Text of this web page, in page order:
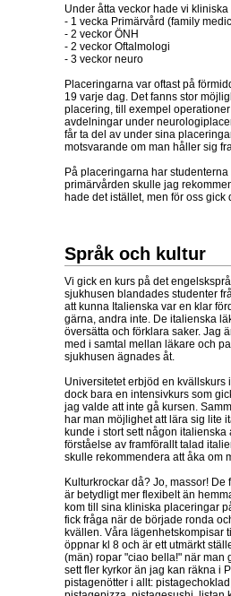
Under åtta veckor hade vi
- 1 vecka Primärvård (family
- 2 veckor ÖNH
- 2 veckor Oftalmologi
- 3 veckor neuro
Placeringarna var oftast på
19 varje dag. Det fanns stor
placering, till exempel
avdelningar under
får ta del av under sina
motsvarande om man håller sig
På placeringarna har
primärvården skulle jag
hade det istället, men för oss gick
Språk och kultur
Vi gick en kurs på det
sjukhusen blandades studenter
att kunna Italienska var en klar
gärna, andra inte. De italienska
översätta och förklara saker. Jag
med i samtal mellan läkare och
sjukhusen ägnades åt.
Universitetet erbjöd en kvällskurs
dock bara en intensivkurs som
jag valde att inte gå kursen.
har man möjlighet att lära sig lite
kunde i stort sett någon
förståelse av framförallt talad
skulle rekommendera att åka om
Kulturkrockar då? Jo, massor!
är betydligt mer flexibelt än
kom till sina kliniska placeringar
fick fråga när de började ronda
kvällen. Våra lägenhetskompisar
öppnar kl 8 och är ett utmärkt
(män) ropar "ciao bella!" när man
sett fler kyrkor än jag kan räkna i
pistagenötter i allt: